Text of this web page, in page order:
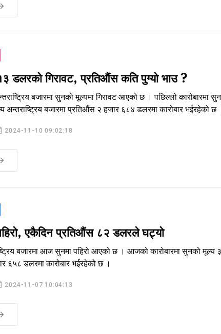
डलरको गिरावट, प्रतिऔंस कति पुग्यो भाउ ?
बजारमा सुनको मूल्यमा गिरावट आएको छ । पछिल्लो
बजारमा प्रतिऔंस २ हजार ६८४ डलरमा कारोबार भईरहेको छ
2024-11-10 09:02:18
एकैदिन प्रतिऔंस ८२ डलरले घट्यो
बजारमा आज सुनमा पहिरो आएको छ । आजको कारोबारमा सुनको
६५८ डलरमा कारोबार भईरहेको छ ।
2024-11-07 10:04:13